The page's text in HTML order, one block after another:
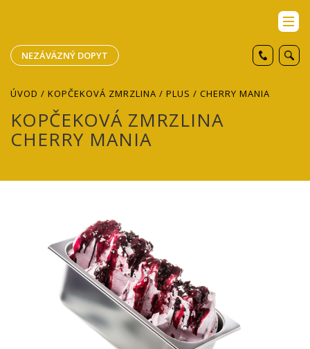
NEZÁVÄZNÝ DOPYT
ÚVOD / KOPČEKOVÁ ZMRZLINA / PLUS / CHERRY MANIA
KOPČEKOVÁ ZMRZLINA
CHERRY MANIA